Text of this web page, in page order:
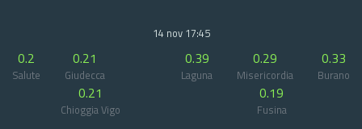
14 nov 17:45
0.2
Salute
0.21
Giudecca
0.39
Laguna
0.29
Misericordia
0.33
Burano
0.21
Chioggia Vigo
0.19
Fusina